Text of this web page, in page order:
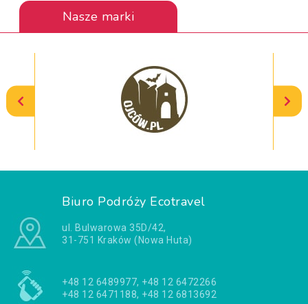
Nasze marki
Biuro Podróży Ecotravel
ul. Bulwarowa 35D/42,
31-751 Kraków (Nowa Huta)
+48 12 6489977, +48 12 6472266
+48 12 6471188, +48 12 6813692